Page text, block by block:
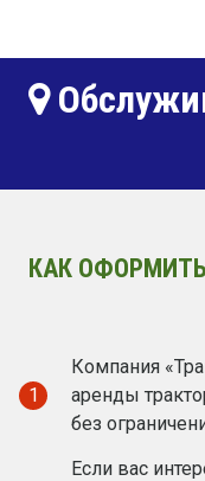
КАК
1
Компания
аренды
без
Если вас